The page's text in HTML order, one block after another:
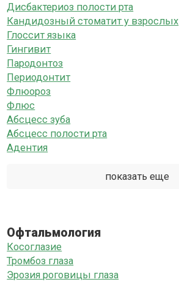
Дисбактериоз полости рта
Кандидозный стоматит у взрослых
Глоссит языка
Гингивит
Пародонтоз
Периодонтит
Флюороз
Флюс
Абсцесс зуба
Абсцесс полости рта
Адентия
показать еще
Офтальмология
Косоглазие
Тромбоз глаза
Эрозия роговицы глаза